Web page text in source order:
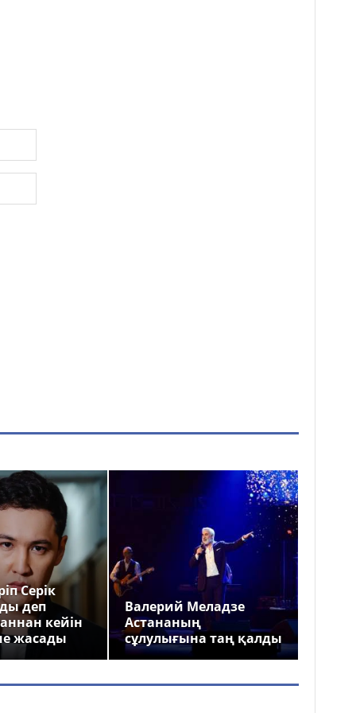
Серік
деп
кейін
жасады
Валерий Меладзе
Астананың
сұлулығына таң қалды